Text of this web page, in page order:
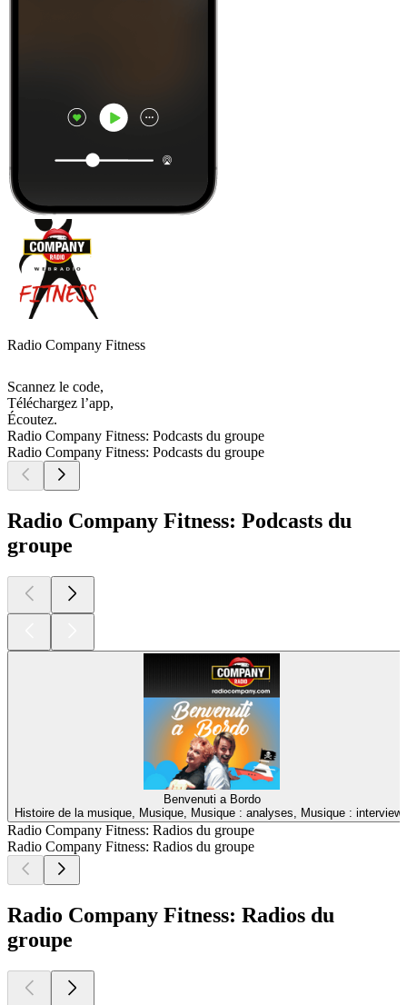
Radio Company Fitness
Scannez le code,
Téléchargez l’app,
Écoutez.
Radio Company Fitness: Podcasts du groupe
Radio Company Fitness: Podcasts du groupe
Radio Company Fitness: Podcasts du
groupe
Benvenuti a Bordo
Histoire de la musique, Musique, Musique : analyses, Musique :
Radio Company Fitness: Radios du groupe
Radio Company Fitness: Radios du groupe
Radio Company Fitness: Radios du
groupe